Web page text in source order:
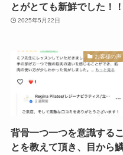
とがとても新鮮でした！！
2025年5月22日
お客様の声
背骨一つ一つを意識するこ
とを教えて頂き、目から